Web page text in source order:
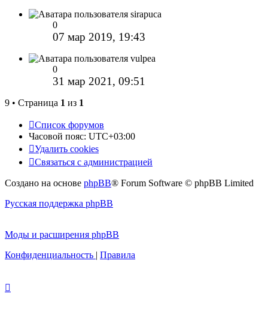
sirapuca
0
07 мар 2019, 19:43
vulpea
0
31 мар 2021, 09:51
9 • Страница 1 из 1
Список форумов
Часовой пояс: UTC+03:00
Удалить cookies
Связаться с администрацией
Создано на основе phpBB® Forum Software © phpBB Limited
Русская поддержка phpBB
Моды и расширения phpBB
Конфиденциальность | Правила